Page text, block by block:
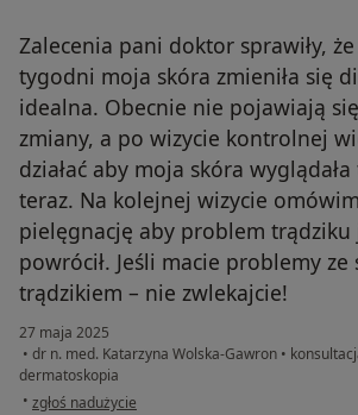
Zalecenia pani doktor sprawiły,
tygodni moja skóra zmieniła się
idealna. Obecnie nie pojawiają
zmiany, a po wizycie kontrolnej
działać aby moja skóra
teraz. Na kolejnej wizycie
pielęgnację aby problem
powrócił. Jeśli macie problemy ze
trądzikiem – nie zwlekajcie!
27 maja 2025
• dr n. med. Katarzyna Wolska-Gawron •
dermatoskopia
• w opinii użytkownika Magdalena P
zgłoś nadużycie